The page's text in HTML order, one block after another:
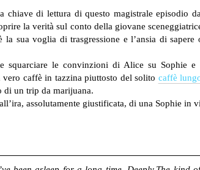
chiave di lettura di questo magistrale episodio
la verità sul conto della giovane
sua voglia di trasgressione e l’ansia di sapere
squarciare le convinzioni di Alice su Sophie e
vero caffè in tazzina piuttosto del solito caffè
di un trip da marijuana.
assolutamente giustificata, di una Sophie in